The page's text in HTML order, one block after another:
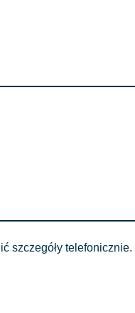
szczegóły telefonicznie.